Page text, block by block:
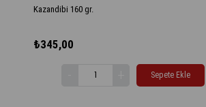
Kazandibi 160 gr.
₺345,00
Sepete Ekle